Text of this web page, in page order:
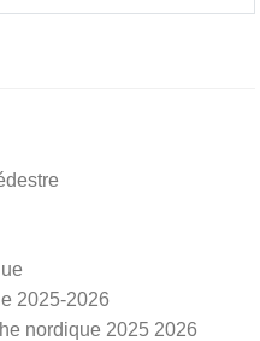
2025-2026
nordique 2025 2026